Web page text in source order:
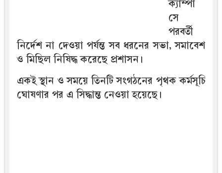
ক্যাম্পা
সে
পরবর্তী
নির্দেশ না দেওয়া পর্যন্ত সব ধরনের সভা, সমাবেশ
ও মিছিল নিষিদ্ধ করেছে প্রশাসন।
একই স্থান ও সময়ে তিনটি সংগঠনের পৃথক কর্মসূচি
ঘোষণার পর এ সিদ্ধান্ত নেওয়া হয়েছে।